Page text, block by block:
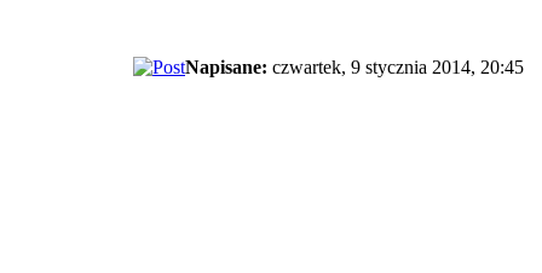
Napisane: czwartek, 9 stycznia 2014, 20:45